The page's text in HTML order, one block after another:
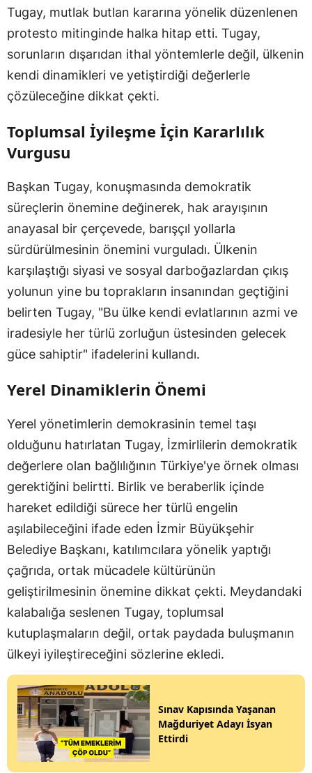
Tugay, mutlak butlan kararına yönelik düzenlenen
protesto mitinginde halka hitap etti. Tugay,
sorunların dışarıdan ithal yöntemlerle değil, ülkenin
kendi dinamikleri ve yetiştirdiği değerlerle
çözüleceğine dikkat çekti.
Toplumsal İyileşme İçin Kararlılık
Vurgusu
Başkan Tugay, konuşmasında demokratik
süreçlerin önemine değinerek, hak arayışının
anayasal bir çerçevede, barışçıl yollarla
sürdürülmesinin önemini vurguladı. Ülkenin
karşılaştığı siyasi ve sosyal darboğazlardan çıkış
yolunun yine bu toprakların insanından geçtiğini
belirten Tugay, "Bu ülke kendi evlatlarının azmi ve
iradesiyle her türlü zorluğun üstesinden gelecek
güce sahiptir" ifadelerini kullandı.
Yerel Dinamiklerin Önemi
Yerel yönetimlerin demokrasinin temel taşı
olduğunu hatırlatan Tugay, İzmirlilerin demokratik
değerlere olan bağlılığının Türkiye'ye örnek olması
gerektiğini belirtti. Birlik ve beraberlik içinde
hareket edildiği sürece her türlü engelin
aşılabileceğini ifade eden İzmir Büyükşehir
Belediye Başkanı, katılımcılara yönelik yaptığı
çağrıda, ortak mücadele kültürünün
geliştirilmesinin önemine dikkat çekti. Meydandaki
kalabalığa seslenen Tugay, toplumsal
kutuplaşmaların değil, ortak paydada buluşmanın
ülkeyi iyileştireceğini sözlerine ekledi.
Sınav Kapısında Yaşanan
Mağduriyet Adayı İsyan
Ettirdi